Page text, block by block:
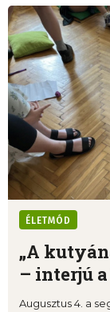
ÉLETMÓD
„A
– interjú a
Augusztus 4. a